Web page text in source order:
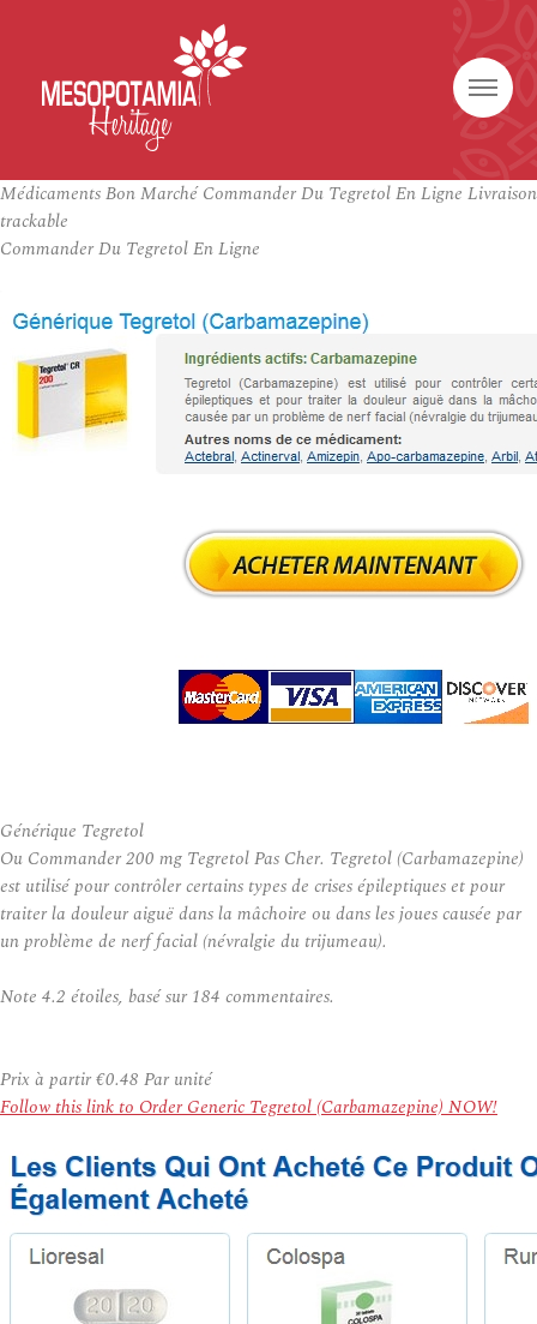
Médicaments Bon Marché Commander Du Tegretol En Ligne Livraison
trackable
Commander Du Tegretol En Ligne
Générique Tegretol
Ou Commander 200 mg Tegretol Pas Cher. Tegretol (Carbamazepine)
est utilisé pour contrôler certains types de crises épileptiques et pour
traiter la douleur aiguë dans la mâchoire ou dans les joues causée par
un problème de nerf facial (névralgie du trijumeau).
Note 4.2 étoiles, basé sur 184 commentaires.
Prix à partir€0.48 Par unité
Follow this link to Order Generic Tegretol (Carbamazepine) NOW!